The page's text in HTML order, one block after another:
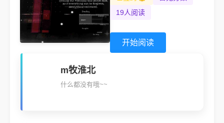
19人阅读
开始阅读
m牧淮北
什么都没有哦~~